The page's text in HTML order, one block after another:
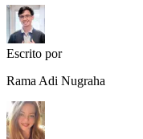
Escrito por
Rama Adi Nugraha